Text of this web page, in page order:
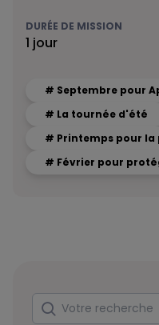
DURÉE DE MISSION
1 jour
# Septembre pour
# La tournée d'été
# Printemps pour la
# Février pour
Rechercher
Votre recherche